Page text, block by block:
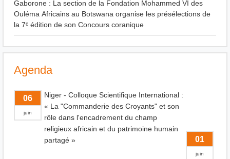
Gaborone : La section de la Fondation Mohammed VI des
Ouléma Africains au Botswana organise les présélections de
la 7ᵉ édition de son Concours coranique
Agenda
06
juin
Niger - Colloque Scientifique International :
« La "Commanderie des Croyants" et son
rôle dans l'encadrement du champ
religieux africain et du patrimoine humain
partagé »
01
juin